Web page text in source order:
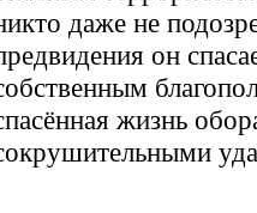
даже не
он
жизнь